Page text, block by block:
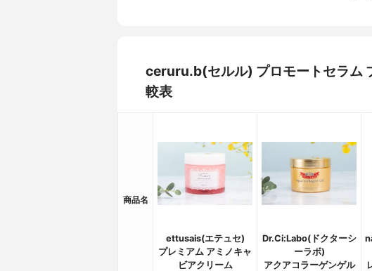
ceruru.b(セルル) プロモートセラム
較表
商品名
ettusais(エテュセ)
プレミアム アミノキャ
ビアクリーム
Dr.Ci:Labo(ドクターシ
ーラボ)
アクアコラーゲンゲル